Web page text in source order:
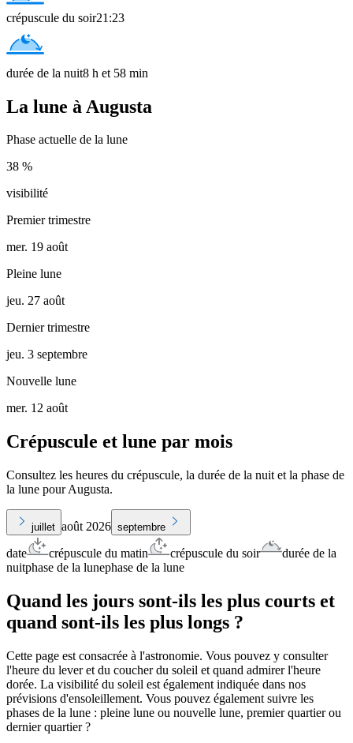
crépuscule du soir21:23
durée de la nuit8 h et 58 min
La lune à Augusta
Phase actuelle de la lune
38 %
visibilité
Premier trimestre
mer. 19 août
Pleine lune
jeu. 27 août
Dernier trimestre
jeu. 3 septembre
Nouvelle lune
mer. 12 août
Crépuscule et lune par mois
Consultez les heures du crépuscule, la durée de la nuit et la phase de
la lune pour Augusta.
juillet août 2026 septembre
date crépuscule du matin crépuscule du soir
durée de la
nuitphase de la lunephase de la lune
Quand les jours sont-ils les plus courts et
quand sont-ils les plus longs ?
Cette page est consacrée à l'astronomie. Vous pouvez y consulter
l'heure du lever et du coucher du soleil et quand admirer l'heure
dorée. La visibilité du soleil est également indiquée dans nos
prévisions d'ensoleillement. Vous pouvez également suivre les
phases de la lune : pleine lune ou nouvelle lune, premier quartier ou
dernier quartier ?